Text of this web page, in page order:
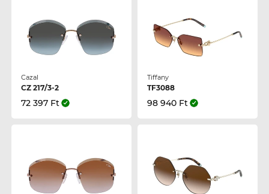
Cazal
CZ 217/3-2
72 397 Ft
Tiffany
TF3088
98 940 Ft